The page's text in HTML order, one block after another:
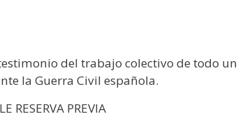
del trabajo colectivo de todo
la Guerra Civil española.
RESERVA PREVIA